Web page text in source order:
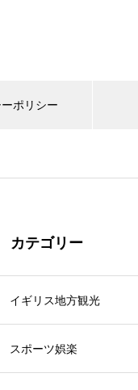
ポリシー
カテゴリー
イギリス地方観光
スポーツ娯楽